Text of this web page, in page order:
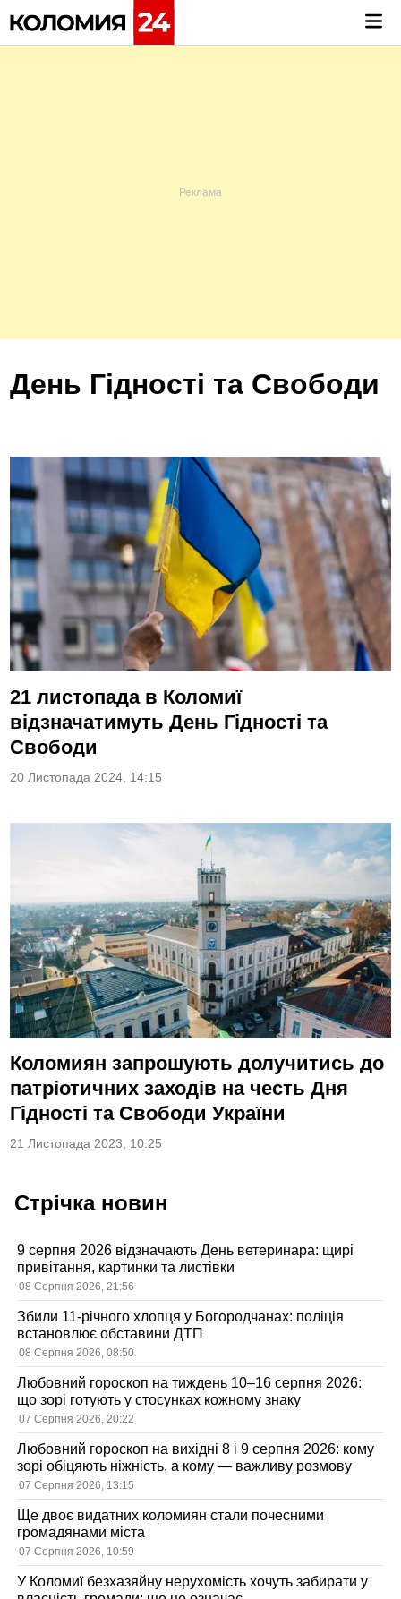
to
День Гідності та Свободи
21 листопада в Коломиї
відзначатимуть День Гідності та
Свободи
20 Листопада 2024, 14:15
Коломиян запрошують долучитись до
патріотичних заходів на честь Дня
Гідності та Свободи України
21 Листопада 2023, 10:25
Стрічка новин
9 серпня 2026 відзначають День ветеринара: щирі
привітання, картинки та листівки
08 Серпня 2026, 21:56
Збили 11-річного хлопця у Богородчанах: поліція
встановлює обставини ДТП
08 Серпня 2026, 08:50
Любовний гороскоп на тиждень 10–16 серпня 2026:
що зорі готують у стосунках кожному знаку
07 Серпня 2026, 20:22
Любовний гороскоп на вихідні 8 і 9 серпня 2026: кому
зорі обіцяють ніжність, а кому — важливу розмову
07 Серпня 2026, 13:15
Ще двоє видатних коломиян стали почесними
громадянами міста
07 Серпня 2026, 10:59
У Коломиї безхазяйну нерухомість хочуть забирати у